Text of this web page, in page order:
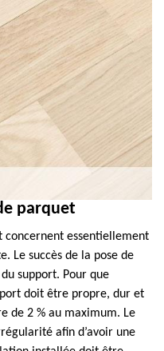
parquet
concernent essentiellement
Le succès de la pose de
support. Pour que
doit être propre, dur et
de 2 % au maximum. Le
afin d’avoir une